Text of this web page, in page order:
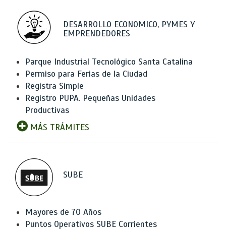
DESARROLLO ECONOMICO, PYMES Y
EMPRENDEDORES
Parque Industrial Tecnológico Santa Catalina
Permiso para Ferias de la Ciudad
Registra Simple
Registro PUPA. Pequeñas Unidades
Productivas
MÁS TRÁMITES
SUBE
Mayores de 70 Años
Puntos Operativos SUBE Corrientes